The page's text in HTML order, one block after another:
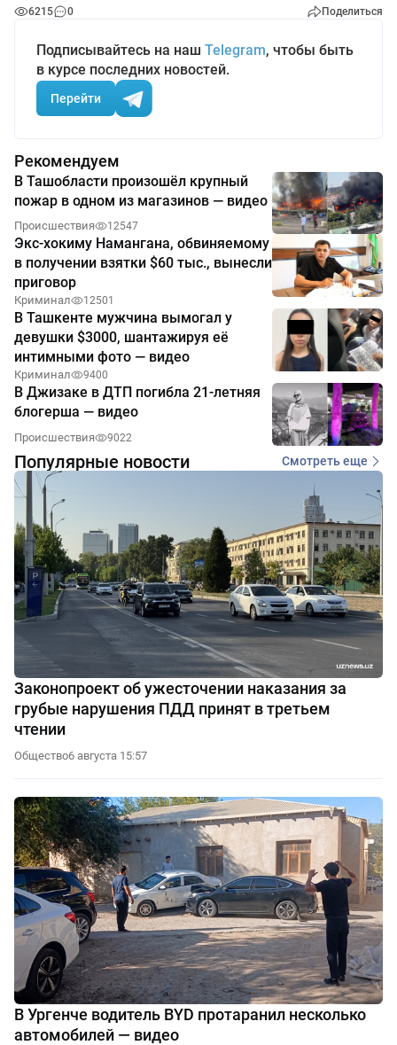
6215 0 Поделиться
Подписывайтесь на наш Telegram, чтобы быть
в курсе последних новостей.
Перейти
Рекомендуем
В Ташобласти произошёл крупный
пожар в одном из магазинов — видео
Происшествия 12547
Экс-хокиму Намангана, обвиняемому
в получении взятки $60 тыс., вынесли
приговор
Криминал 12501
В Ташкенте мужчина вымогал у
девушки $3000, шантажируя её
интимными фото — видео
Криминал 9400
В Джизаке в ДТП погибла 21-летняя
блогерша — видео
Происшествия 9022
Популярные новости Смотреть еще
Законопроект об ужесточении наказания за
грубые нарушения ПДД принят в третьем
чтении
Общество6 августа 15:57
В Ургенче водитель BYD протаранил несколько
автомобилей — видео